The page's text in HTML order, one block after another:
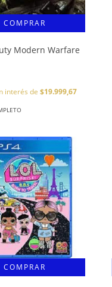
Modern Warfare
interés de$19.999,67